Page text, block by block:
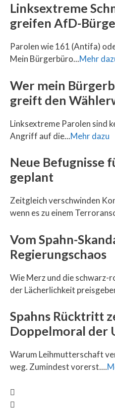
Linksextreme
greifen AfD-
Parolen wie 161 (Antifa)
Mein Bürgerbüro...Mehr
Wer mein
greift den
Linksextreme Parolen sind
Angriff auf die...Mehr dazu
Neue Befugnisse
geplant
Zeitgleich verschwinden
wenn es zu einem
Vom Spahn-
Regierungschaos
Wie Merz und die schwarz-
der Lächerlichkeit
Spahns Rücktritt
Doppelmoral der
Warum Leihmutterschaft
weg. Zumindest vorerst....